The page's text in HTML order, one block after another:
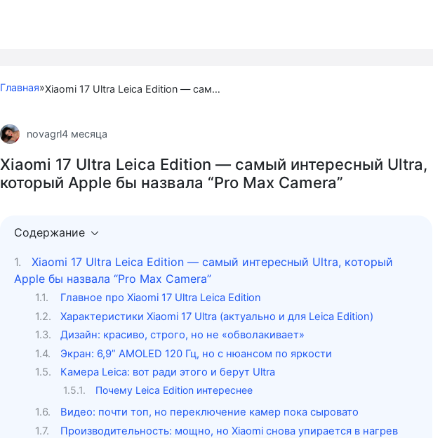
Главная» Xiaomi 17 Ultra Leica Edition — самый интересный Ultra, который Apple бы назвала “Pro Max Camera”
novagrl4 месяца
Xiaomi 17 Ultra Leica Edition — самый интересный Ultra,
который Apple бы назвала “Pro Max Camera”
Содержание
Xiaomi 17 Ultra Leica Edition — самый интересный Ultra, который
Apple бы назвала “Pro Max Camera”
Главное про Xiaomi 17 Ultra Leica Edition
Характеристики Xiaomi 17 Ultra (актуально и для Leica Edition)
Дизайн: красиво, строго, но не «обволакивает»
Экран: 6,9” AMOLED 120 Гц, но с нюансом по яркости
Камера Leica: вот ради этого и берут Ultra
Почему Leica Edition интереснее
Видео: почти топ, но переключение камер пока сыровато
Производительность: мощно, но Xiaomi снова упирается в нагрев